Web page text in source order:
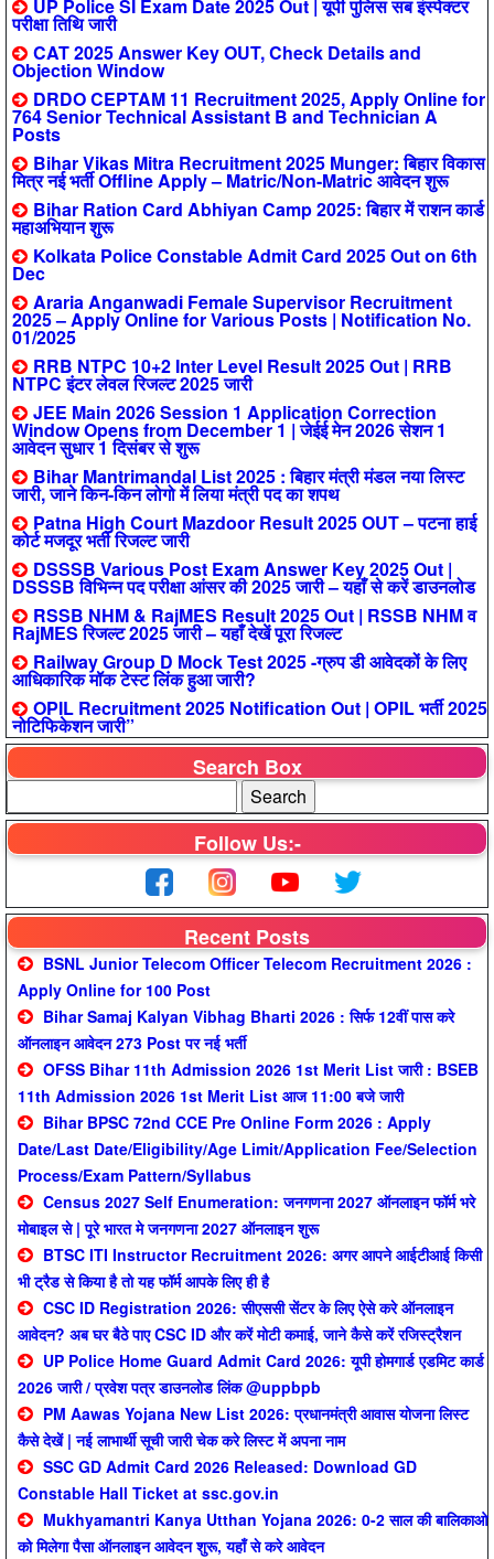
UP Police SI Exam Date 2025 Out | यूपी पुलिस सब इंस्पेक्टर
परीक्षा तिथि जारी
CAT 2025 Answer Key OUT, Check Details and
Objection Window
DRDO CEPTAM 11 Recruitment 2025, Apply Online for
764 Senior Technical Assistant B and Technician A
Posts
Bihar Vikas Mitra Recruitment 2025 Munger: बिहार विकास
मित्र नई भर्ती Offline Apply – Matric/Non-Matric आवेदन शुरू
Bihar Ration Card Abhiyan Camp 2025: बिहार में राशन कार्ड
महाअभियान शुरू
Kolkata Police Constable Admit Card 2025 Out on 6th
Dec
Araria Anganwadi Female Supervisor Recruitment
2025 – Apply Online for Various Posts | Notification No.
01/2025
RRB NTPC 10+2 Inter Level Result 2025 Out | RRB
NTPC इंटर लेवल रिजल्ट 2025 जारी
JEE Main 2026 Session 1 Application Correction
Window Opens from December 1 | जेईई मेन 2026 सेशन 1
आवेदन सुधार 1 दिसंबर से शुरू
Bihar Mantrimandal List 2025 : बिहार मंत्री मंडल नया लिस्ट
जारी, जाने किन-किन लोगो में लिया मंत्री पद का शपथ
Patna High Court Mazdoor Result 2025 OUT – पटना हाई
कोर्ट मजदूर भर्ती रिजल्ट जारी
DSSSB Various Post Exam Answer Key 2025 Out |
DSSSB विभिन्न पद परीक्षा आंसर की 2025 जारी – यहाँ से करें डाउनलोड
RSSB NHM & RajMES Result 2025 Out | RSSB NHM व
RajMES रिजल्ट 2025 जारी – यहाँ देखें पूरा रिजल्ट
Railway Group D Mock Test 2025 -ग्रुप डी आवेदकों के लिए
आधिकारिक मॉक टेस्ट लिंक हुआ जारी?
OPIL Recruitment 2025 Notification Out | OPIL भर्ती 2025
नोटिफिकेशन जारी”
Search Box
Follow Us:-
Recent Posts
BSNL Junior Telecom Officer Telecom Recruitment 2026 :
Apply Online for 100 Post
Bihar Samaj Kalyan Vibhag Bharti 2026 : सिर्फ 12वीं पास करे
ऑनलाइन आवेदन 273 Post पर नई भर्ती
OFSS Bihar 11th Admission 2026 1st Merit List जारी : BSEB
11th Admission 2026 1st Merit List आज 11:00 बजे जारी
Bihar BPSC 72nd CCE Pre Online Form 2026 : Apply
Date/Last Date/Eligibility/Age Limit/Application Fee/Selection
Process/Exam Pattern/Syllabus
Census 2027 Self Enumeration: जनगणना 2027 ऑनलाइन फॉर्म भरे
मोबाइल से | पूरे भारत मे जनगणना 2027 ऑनलाइन शुरू
BTSC ITI Instructor Recruitment 2026: अगर आपने आईटीआई किसी
भी ट्रैड से किया है तो यह फॉर्म आपके लिए ही है
CSC ID Registration 2026: सीएससी सेंटर के लिए ऐसे करे ऑनलाइन
आवेदन? अब घर बैठे पाए CSC ID और करें मोटी कमाई, जाने कैसे करें रजिस्ट्रैशन
UP Police Home Guard Admit Card 2026: यूपी होमगार्ड एडमिट कार्ड
2026 जारी / प्रवेश पत्र डाउनलोड लिंक @uppbpb
PM Aawas Yojana New List 2026: प्रधानमंत्री आवास योजना लिस्ट
कैसे देखें | नई लाभार्थी सूची जारी चेक करे लिस्ट में अपना नाम
SSC GD Admit Card 2026 Released: Download GD
Constable Hall Ticket at ssc.gov.in
Mukhyamantri Kanya Utthan Yojana 2026: 0-2 साल की बालिकाओ
को मिलेगा पैसा ऑनलाइन आवेदन शुरू, यहाँ से करे आवेदन